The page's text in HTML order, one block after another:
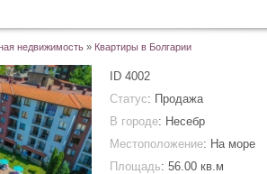
недвижимость » Квартиры в Болгарии
ID 4002
Статус: Продажа
В городе: Несебр
Местоположение: На море
Площадь: 56.00 кв.м